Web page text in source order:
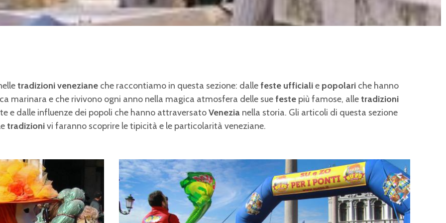
tradizioni veneziane che raccontiamo in questa sezione: dallefeste ufficialie popolariche hanno
marinara e che rivivono ogni anno nella magica atmosfera delle suefestepiù famose, alletradizioni
e dalle influenze dei popoli che hanno attraversatoVenezianella storia. Gli articoli di questa sezione
tradizionivi faranno scoprire le tipicità e le particolarità veneziane.